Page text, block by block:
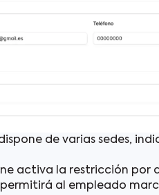
de varias sedes,
activa la restricción por
al empleado